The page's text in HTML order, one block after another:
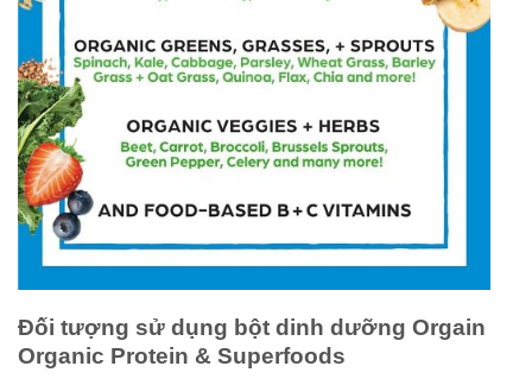
Đối tượng sử dụng bột dinh dưỡng Orgain
Organic Protein & Superfoods